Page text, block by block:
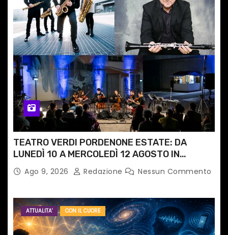
TEATRO VERDI PORDENONE ESTATE: DA
LUNEDÌ 10 A MERCOLEDÌ 12 AGOSTO IN
PIAZZETTA PESCHERIA TORNANO LE MUSIC
NIGHTS
Ago 9, 2026 Redazione Nessun Commento
ATTUALITA' CON IL CUORE